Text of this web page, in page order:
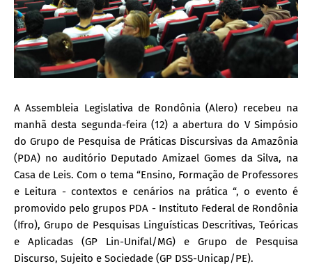
A Assembleia Legislativa de Rondônia (Alero) recebeu na
manhã desta segunda-feira (12) a abertura do V Simpósio
do Grupo de Pesquisa de Práticas Discursivas da Amazônia
(PDA) no auditório Deputado Amizael Gomes da Silva, na
Casa de Leis. Com o tema “Ensino, Formação de Professores
e Leitura - contextos e cenários na prática “, o evento é
promovido pelo grupos PDA - Instituto Federal de Rondônia
(Ifro), Grupo de Pesquisas Linguísticas Descritivas, Teóricas
e Aplicadas (GP Lin-Unifal/MG) e Grupo de Pesquisa
Discurso, Sujeito e Sociedade (GP DSS-Unicap/PE).